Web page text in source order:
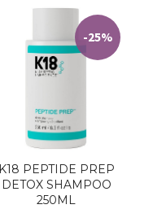
K18 PEPTIDE PREP
DETOX SHAMPOO
250ML
-25%